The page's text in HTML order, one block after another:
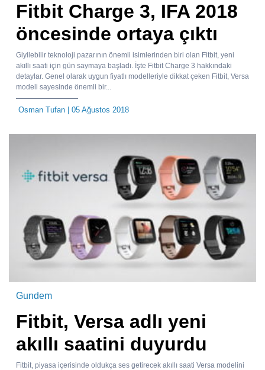
Fitbit Charge 3, IFA 2018
öncesinde ortaya çıktı
Giyilebilir teknoloji pazarının önemli isimlerinden biri olan Fitbit, yeni
akıllı saati için gün saymaya başladı. İşte Fitbit Charge 3 hakkındaki
detaylar. Genel olarak uygun fiyatlı modelleriyle dikkat çeken Fitbit, Versa
modeli sayesinde önemli bir...
Osman Tufan | 05 Ağustos 2018
Gundem
Fitbit, Versa adlı yeni
akıllı saatini duyurdu
Fitbit, piyasa içerisinde oldukça ses getirecek akıllı saati Versa modelini